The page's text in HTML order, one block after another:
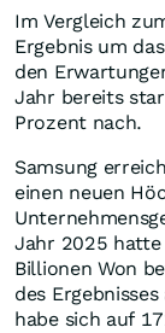
Im Vergleich
Ergebnis um
den
Jahr bereits
Prozent nach.
Samsung
einen neuen
Jahr 2025
Billionen Won
des
habe sich auf